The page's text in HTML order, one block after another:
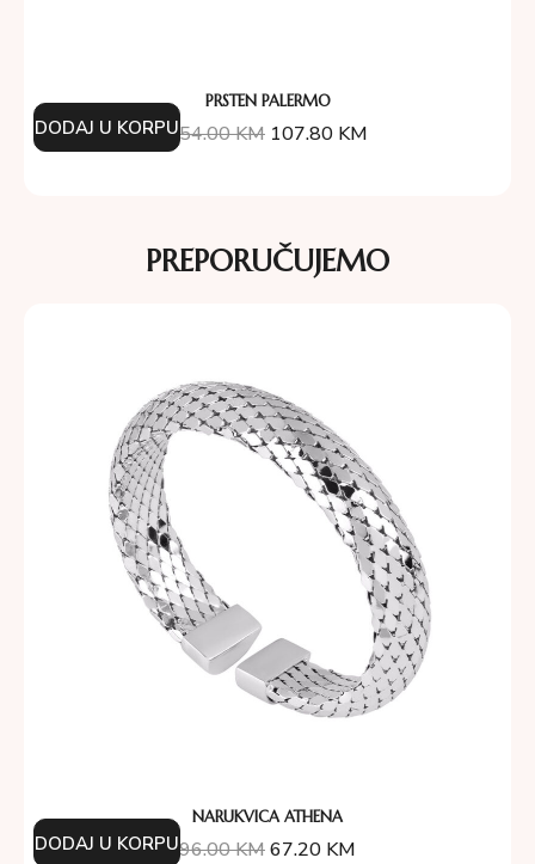
PRSTEN PALERMO
154.00KM 107.80 KM
DODAJ U KORPU
PREPORUČUJEMO
NARUKVICA ATHENA
96.00KM67.20 KM
DODAJ U KORPU